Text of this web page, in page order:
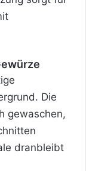
Die
gewaschen,
dranbleibt